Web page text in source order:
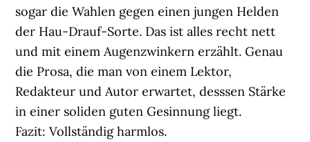
sogar die Wahlen gegen einen jungen Helden
der Hau-Drauf-Sorte. Das ist alles recht nett
und mit einem Augenzwinkern erzählt. Genau
die Prosa, die man von einem Lektor,
Redakteur und Autor erwartet, desssen Stärke
in einer soliden guten Gesinnung liegt.
Fazit: Vollständig harmlos.